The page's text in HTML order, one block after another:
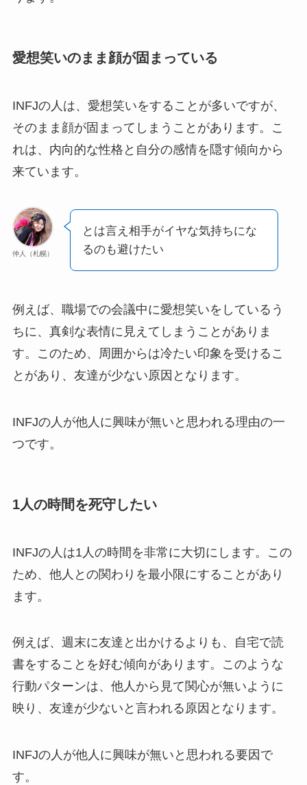
愛想笑いのまま顔が固まっている
INFJの人は、愛想笑いをすることが多いですが、
そのまま顔が固まってしまうことがあります。こ
れは、内向的な性格と自分の感情を隠す傾向から
来ています。
仲人（札幌）
とは言え相手がイヤな気持ちにな
るのも避けたい
例えば、職場での会議中に愛想笑いをしているう
ちに、真剣な表情に見えてしまうことがありま
す。このため、周囲からは冷たい印象を受けるこ
とがあり、友達が少ない原因となります。
INFJの人が他人に興味が無いと思われる理由の一
つです。
1人の時間を死守したい
INFJの人は1人の時間を非常に大切にします。この
ため、他人との関わりを最小限にすることがあり
ます。
例えば、週末に友達と出かけるよりも、自宅で読
書をすることを好む傾向があります。このような
行動パターンは、他人から見て関心が無いように
映り、友達が少ないと言われる原因となります。
INFJの人が他人に興味が無いと思われる要因で
す。